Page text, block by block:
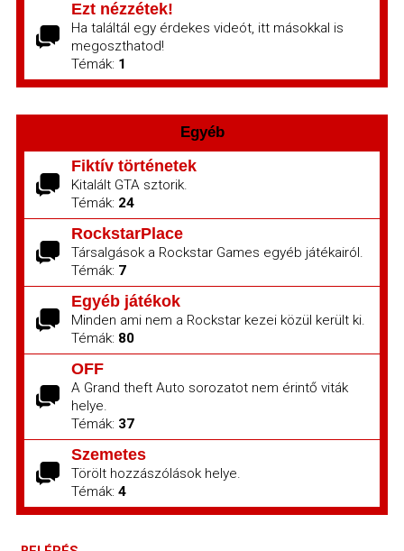
Ezt nézzétek!
Ha találtál egy érdekes videót, itt másokkal is
megoszthatod!
Témák: 1
Egyéb
Fiktív történetek
Kitalált GTA sztorik.
Témák: 24
RockstarPlace
Társalgások a Rockstar Games egyéb játékairól.
Témák: 7
Egyéb játékok
Minden ami nem a Rockstar kezei közül került ki.
Témák: 80
OFF
A Grand theft Auto sorozatot nem érintő viták
helye.
Témák: 37
Szemetes
Törölt hozzászólások helye.
Témák: 4